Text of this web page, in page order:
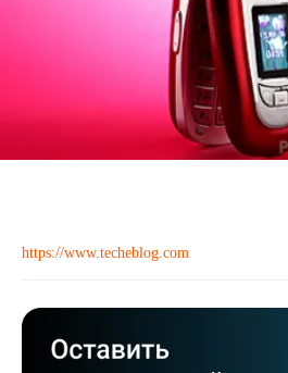
https://www.techeblog.com